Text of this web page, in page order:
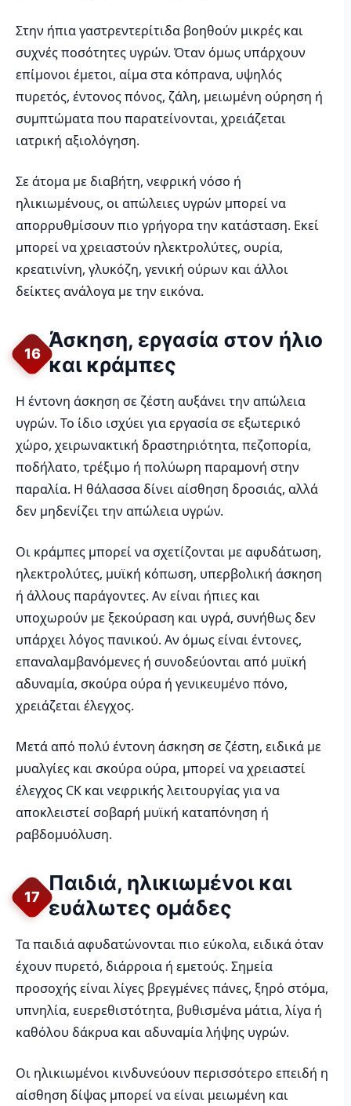
Στην ήπια γαστρεντερίτιδα βοηθούν μικρές και
συχνές ποσότητες υγρών. Όταν όμως υπάρχουν
επίμονοι έμετοι, αίμα στα κόπρανα, υψηλός
πυρετός, έντονος πόνος, ζάλη, μειωμένη ούρηση ή
συμπτώματα που παρατείνονται, χρειάζεται
ιατρική αξιολόγηση.
Σε άτομα με διαβήτη, νεφρική νόσο ή
ηλικιωμένους, οι απώλειες υγρών μπορεί να
απορρυθμίσουν πιο γρήγορα την κατάσταση. Εκεί
μπορεί να χρειαστούν ηλεκτρολύτες, ουρία,
κρεατινίνη, γλυκόζη, γενική ούρων και άλλοι
δείκτες ανάλογα με την εικόνα.
16
Άσκηση, εργασία στον ήλιο
και κράμπες
Η έντονη άσκηση σε ζέστη αυξάνει την απώλεια
υγρών. Το ίδιο ισχύει για εργασία σε εξωτερικό
χώρο, χειρωνακτική δραστηριότητα, πεζοπορία,
ποδήλατο, τρέξιμο ή πολύωρη παραμονή στην
παραλία. Η θάλασσα δίνει αίσθηση δροσιάς, αλλά
δεν μηδενίζει την απώλεια υγρών.
Οι κράμπες μπορεί να σχετίζονται με αφυδάτωση,
ηλεκτρολύτες, μυϊκή κόπωση, υπερβολική άσκηση
ή άλλους παράγοντες. Αν είναι ήπιες και
υποχωρούν με ξεκούραση και υγρά, συνήθως δεν
υπάρχει λόγος πανικού. Αν όμως είναι έντονες,
επαναλαμβανόμενες ή συνοδεύονται από μυϊκή
αδυναμία, σκούρα ούρα ή γενικευμένο πόνο,
χρειάζεται έλεγχος.
Μετά από πολύ έντονη άσκηση σε ζέστη, ειδικά με
μυαλγίες και σκούρα ούρα, μπορεί να χρειαστεί
έλεγχος CK και νεφρικής λειτουργίας για να
αποκλειστεί σοβαρή μυϊκή καταπόνηση ή
ραβδομυόλυση.
17
Παιδιά, ηλικιωμένοι και
ευάλωτες ομάδες
Τα παιδιά αφυδατώνονται πιο εύκολα, ειδικά όταν
έχουν πυρετό, διάρροια ή εμετούς. Σημεία
προσοχής είναι λίγες βρεγμένες πάνες, ξηρό στόμα,
υπνηλία, ευερεθιστότητα, βυθισμένα μάτια, λίγα ή
καθόλου δάκρυα και αδυναμία λήψης υγρών.
Οι ηλικιωμένοι κινδυνεύουν περισσότερο επειδή η
αίσθηση δίψας μπορεί να είναι μειωμένη και